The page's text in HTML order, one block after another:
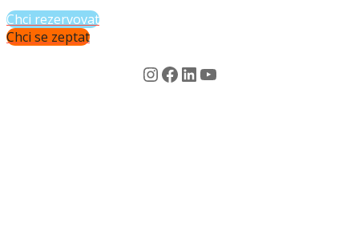
Chci rezervovat
Chci se zeptat
Instagram
Facebook
LinkedIn
YouTube